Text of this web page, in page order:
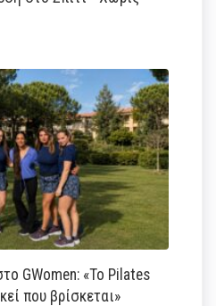
GWomen: «Το Pilates
που βρίσκεται»